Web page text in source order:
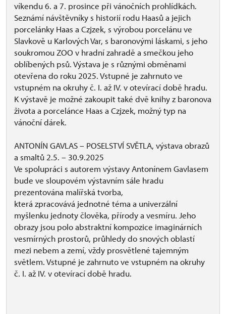
víkendu 6. a 7. prosince při vánočních prohlídkách.
Seznámí návštěvníky s historií rodu Haasů a jejich
porcelánky Haas a Czjzek, s výrobou porcelánu ve
Slavkově u Karlových Var, s baronovými láskami, s jeho
soukromou ZOO v hradní zahradě a smečkou jeho
oblíbených psů. Výstava je s různými obměnami
otevřena do roku 2025. Vstupné je zahrnuto ve
vstupném na okruhy č. I. až IV. v otevírací době hradu.
K výstavě je možné zakoupit také dvě knihy z baronova
života a porcelánce Haas a Czjzek, možný typ na
vánoční dárek.
ANTONÍN GAVLAS – POSELSTVÍ SVĚTLA, výstava obrazů
a smaltů 2.5. – 30.9.2025
Ve spolupráci s autorem výstavy Antonínem Gavlasem
bude ve sloupovém výstavním sále hradu
prezentována malířská tvorba,
která zpracovává jednotné téma a univerzální
myšlenku jednoty člověka, přírody a vesmíru. Jeho
obrazy jsou polo abstraktní kompozice imaginárních
vesmírných prostorů, průhledy do snových oblastí
mezi nebem a zemí, vždy prosvětlené tajemným
světlem. Vstupné je zahrnuto ve vstupném na okruhy
č. I. až IV. v otevírací době hradu.